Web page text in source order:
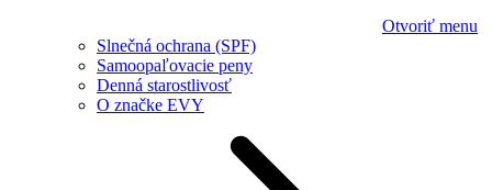
Otvoriť menu
Slnečná ochrana (SPF)
Samoopaľovacie peny
Denná starostlivosť
O značke EVY